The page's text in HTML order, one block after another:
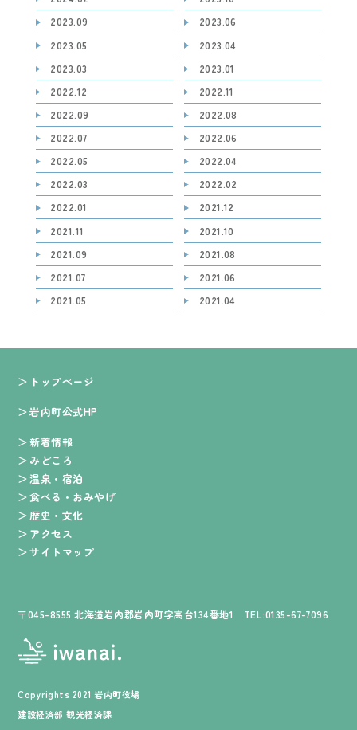
2023.09
2023.06
2023.05
2023.04
2023.03
2023.01
2022.12
2022.11
2022.09
2022.08
2022.07
2022.06
2022.05
2022.04
2022.03
2022.02
2022.01
2021.12
2021.11
2021.10
2021.09
2021.08
2021.07
2021.06
2021.05
2021.04
トップページ
岩内町公式HP
新着情報
みどころ
温泉・宿泊
食べる・おみやげ
歴史・文化
アクセス
サイトマップ
〒045-8555 北海道岩内郡岩内町字高台134番地1 TEL:0135-67-7096
Copyrights 2021 岩内町役場
建設経済部 観光経済課